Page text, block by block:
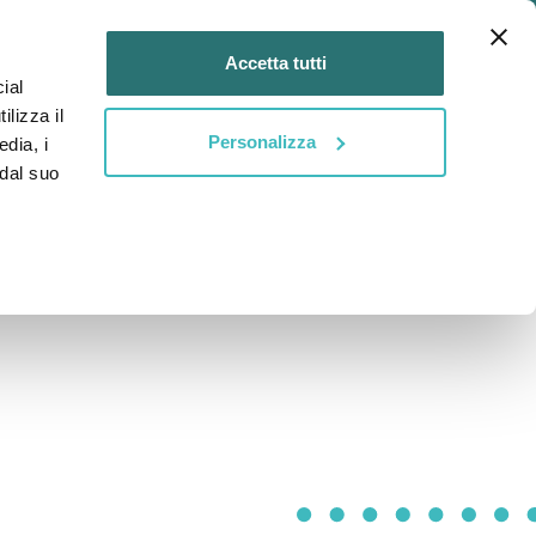
il
i
suo
Accetta tutti
Personalizza
Login IT
DIVENTA
DIVENTA